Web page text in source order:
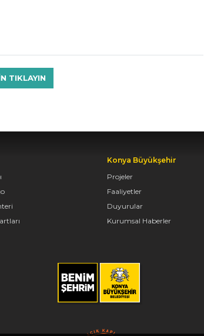
TIKLAYIN
Konya Büyükşehir
Projeler
Faaliyetler
Duyurular
Kurumsal Haberler